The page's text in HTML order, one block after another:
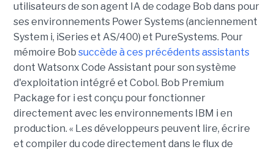
utilisateurs de son agent IA de codage Bob dans pour
ses environnements Power Systems (anciennement
System i, iSeries et AS/400) et PureSystems. Pour
mémoire Bob succède à ces précédents assistants
dont Watsonx Code Assistant pour son système
d'exploitation intégré et Cobol. Bob Premium
Package for i est conçu pour fonctionner
directement avec les environnements IBM i en
production. « Les développeurs peuvent lire, écrire
et compiler du code directement dans le flux de